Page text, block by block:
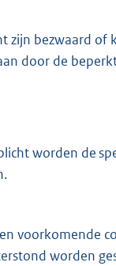
zijn bezwaard of
door de
worden de
voorkomende
worden